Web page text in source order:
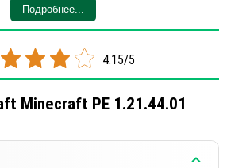
с аккаунтами Xbox Live.
плавным игровым процессом и
Подробнее...
4.15/5
Minecraft PE 1.21.44.01